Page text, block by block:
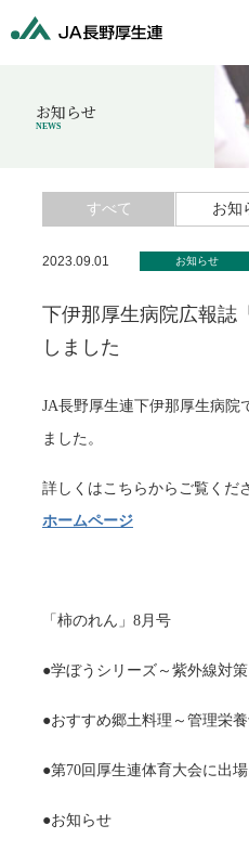
お知らせ
NEWS
すべて お知
2023.09.01 お知らせ
下伊那厚生病院広報誌
しました
JA長野厚生連下伊那厚生病院
ました。
詳しくはこちらからご覧く
ホームページ
「柿のれん」8月号
●学ぼうシリーズ～紫外線対策
●おすすめ郷土料理～管理栄
●第70回厚生連体育大会に出
●お知らせ